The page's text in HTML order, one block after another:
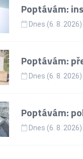
Poptávám:
Dnes (6. 8. 2026)
Poptávám:
Dnes (6. 8. 2026)
Poptávám:
Dnes (6. 8. 2026)